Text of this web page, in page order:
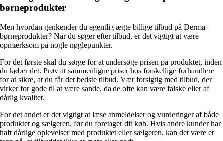
børneprodukter
Men hvordan genkender du egentlig ægte billige tilbud på Derma-
børneprodukter? Når du søger efter tilbud, er det vigtigt at være
opmærksom på nogle nøglepunkter.
For det første skal du sørge for at undersøge prisen på produktet, inden
du køber det. Prøv at sammenligne priser hos forskellige forhandlere
for at sikre, at du får det bedste tilbud. Vær forsigtig med tilbud, der
virker for gode til at være sande, da de ofte kan være falske eller af
dårlig kvalitet.
For det andet er det vigtigt at læse anmeldelser og vurderinger af både
produktet og sælgeren, før du foretager dit køb. Hvis andre kunder har
haft dårlige oplevelser med produktet eller sælgeren, kan det være et